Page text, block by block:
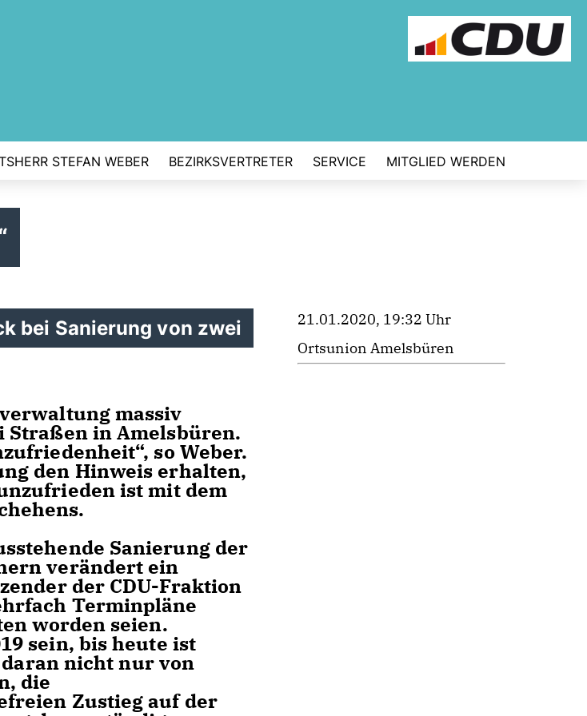
STEFAN WEBER BEZIRKSVERTRETER SERVICE MITGLIED WERDEN
bei Sanierung von zwei
massiv
Straßen in Amelsbüren.
so Weber.
den Hinweis erhalten,
ist mit dem
Sanierung der
verändert ein
der CDU-Fraktion
Terminpläne
worden seien.
sein, bis heute ist
nicht nur von
die
Zustieg auf der
21.01.2020, 19:32 Uhr
Ortsunion Amelsbüren